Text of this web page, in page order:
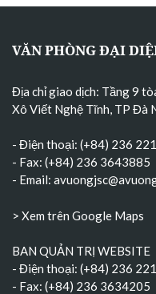
VĂN PHÒNG ĐẠI
Địa chỉ giao dịch: Tầng 9
Xô Viết Nghệ Tĩnh, TP Đà
- Điện thoại: (+84) 236
- Fax: (+84) 236 3643885
- Email:
> Xem trên Google Maps
BAN QUẢN TRỊ WEBSITE
- Điện thoại: (+84) 236
- Fax: (+84) 236 3634205